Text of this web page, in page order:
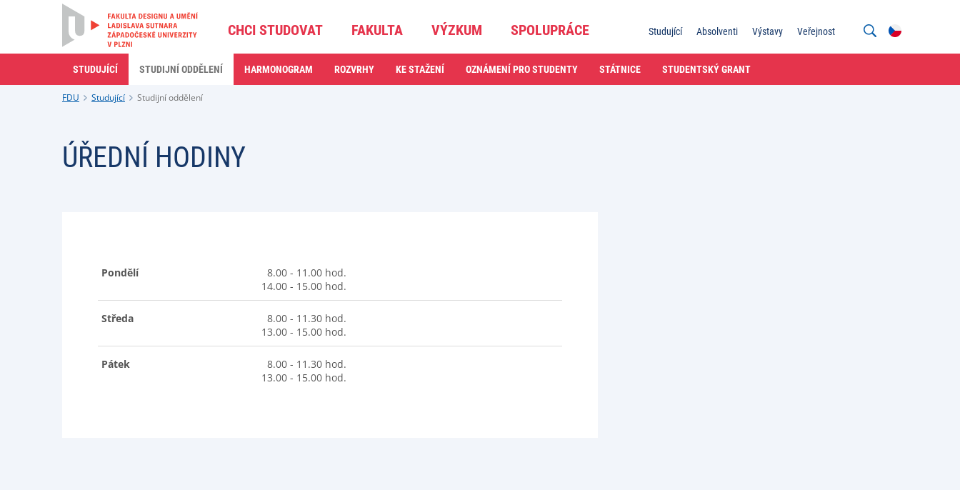
CHCI STUDOVAT FAKULTA VÝZKUM SPOLUPRÁCE Studující Absolventi Výstavy Veřejnost
STUDUJÍCÍ STUDIJNÍ ODDĚLENÍ HARMONOGRAM ROZVRHY KE STAŽENÍ OZNÁMENÍ PRO STUDENTY STÁTNICE STUDENTSKÝ GRANT
FDU Studující Studijní oddělení
ÚŘEDNÍ HODINY
Pondělí
8.00 - 11.00 hod.
14.00 - 15.00 hod.
Středa
8.00 - 11.30 hod.
13.00 - 15.00 hod.
Pátek
8.00 - 11.30 hod.
13.00 - 15.00 hod.